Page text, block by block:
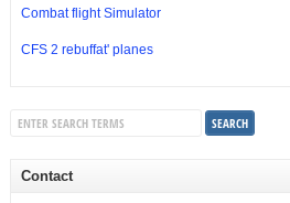
Combat flight Simulator
CFS 2 rebuffat' planes
Contact